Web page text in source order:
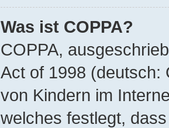
Was ist COPPA?
COPPA,
Act of 1998 (deutsch:
von Kindern im
welches festlegt,